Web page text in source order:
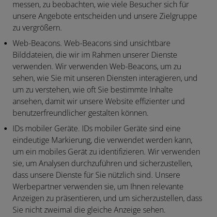
messen, zu beobachten, wie viele Besucher sich für
unsere Angebote entscheiden und unsere Zielgruppe
zu vergrößern.
Web-Beacons. Web-Beacons sind unsichtbare
Bilddateien, die wir im Rahmen unserer Dienste
verwenden. Wir verwenden Web-Beacons, um zu
sehen, wie Sie mit unseren Diensten interagieren, und
um zu verstehen, wie oft Sie bestimmte Inhalte
ansehen, damit wir unsere Website effizienter und
benutzerfreundlicher gestalten können.
IDs mobiler Geräte. IDs mobiler Geräte sind eine
eindeutige Markierung, die verwendet werden kann,
um ein mobiles Gerät zu identifizieren. Wir verwenden
sie, um Analysen durchzuführen und sicherzustellen,
dass unsere Dienste für Sie nützlich sind. Unsere
Werbepartner verwenden sie, um Ihnen relevante
Anzeigen zu präsentieren, und um sicherzustellen, dass
Sie nicht zweimal die gleiche Anzeige sehen.